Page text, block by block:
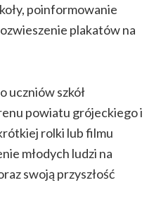
poinformowanie
plakatów na
uczniów szkół
powiatu grójeckiego i
rolki lub filmu
młodych ludzi na
swoją przyszłość